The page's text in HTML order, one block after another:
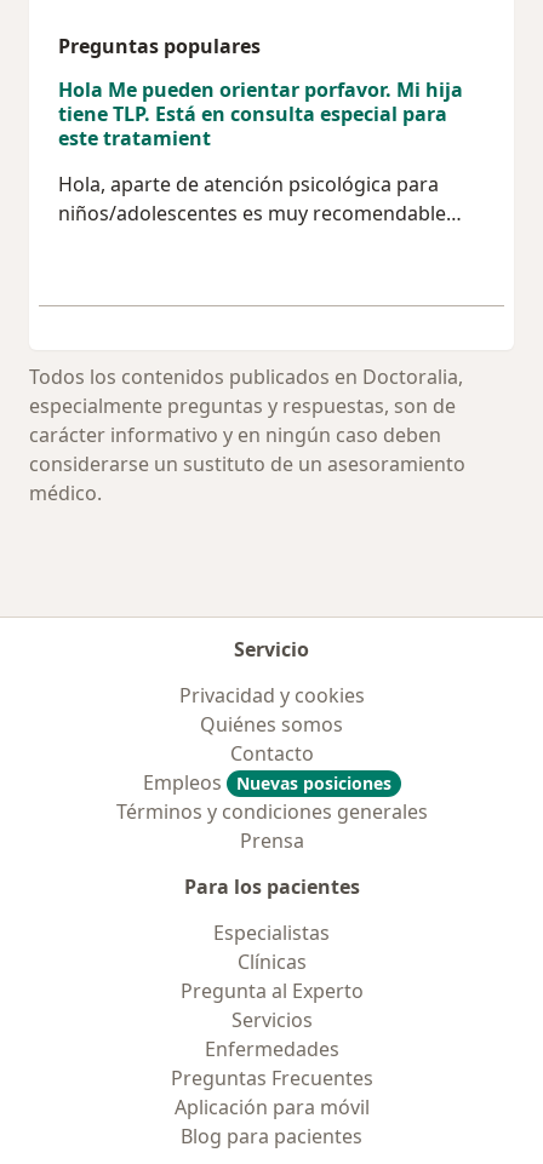
Preguntas populares
Hola Me pueden orientar porfavor. Mi hija
tiene TLP. Está en consulta especial para
este tratamient
Hola, aparte de atención psicológica para
niños/adolescentes es muy recomendable…
Todos los contenidos publicados en Doctoralia,
especialmente preguntas y respuestas, son de
carácter informativo y en ningún caso deben
considerarse un sustituto de un asesoramiento
médico.
Servicio
Privacidad y cookies
Quiénes somos
Contacto
Empleos
Nuevas posiciones
Términos y condiciones generales
Prensa
Para los pacientes
Especialistas
Clínicas
Pregunta al Experto
Servicios
Enfermedades
Preguntas Frecuentes
Aplicación para móvil
Blog para pacientes